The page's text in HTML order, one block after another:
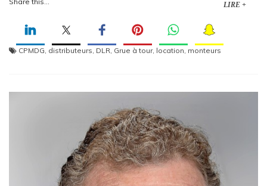
LIRE +
CPMDG distributeurs DLR Grue à tour, location monteurs